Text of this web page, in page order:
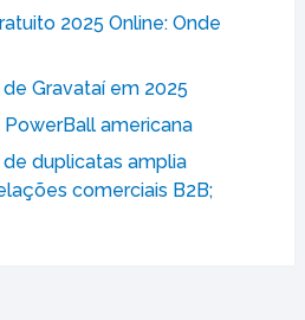
2025 Online: Onde
Gravataí em 2025
americana
duplicatas amplia
comerciais B2B;